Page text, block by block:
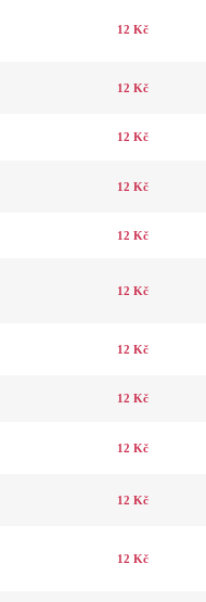
12 Kč
12 Kč
12 Kč
12 Kč
12 Kč
12 Kč
12 Kč
12 Kč
12 Kč
12 Kč
12 Kč